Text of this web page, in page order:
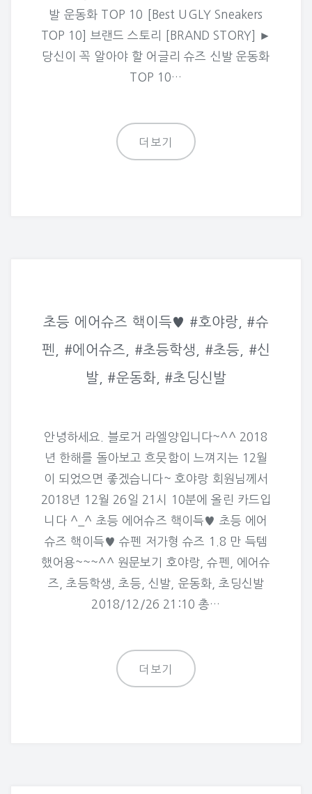
발 운동화 TOP 10 [Best UGLY Sneakers
TOP 10] 브랜드 스토리 [BRAND STORY] ►
당신이 꼭 알아야 할 어글리 슈즈 신발 운동화
TOP 10…
더보기
초등 에어슈즈 핵이득♥ #호야랑, #슈
펜, #에어슈즈, #초등학생, #초등, #신
발, #운동화, #초딩신발
안녕하세요. 블로거 라엘양입니다~^^ 2018
년 한해를 돌아보고 흐뭇함이 느껴지는 12월
이 되었으면 좋겠습니다~ 호야랑 회원님께서
2018년 12월 26일 21시 10분에 올린 카드입
니다 ^_^ 초등 에어슈즈 핵이득♥ 초등 에어
슈즈 핵이득♥ 슈펜 저가형 슈즈 1.8 만 득템
했어용~~~^^ 원문보기 호야랑, 슈펜, 에어슈
즈, 초등학생, 초등, 신발, 운동화, 초딩신발
2018/12/26 21:10 총…
더보기